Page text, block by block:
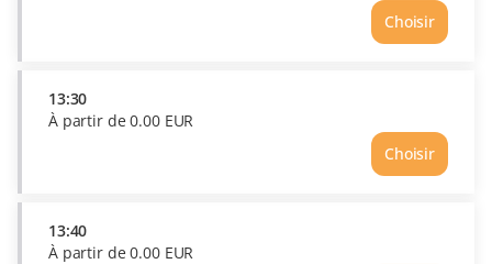
0.00
Choisir
Heure
0.00
13:30
À partir de0.00 EUR
Choisir
Heure
13:40
À partir de0.00 EUR